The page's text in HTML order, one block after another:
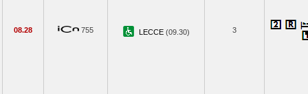
08.28 755 LECCE (09.30) 3